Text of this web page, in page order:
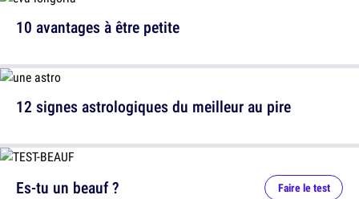
10 avantages à être petite
12 signes astrologiques du meilleur au pire
Es-tu un beauf ? Faire le test